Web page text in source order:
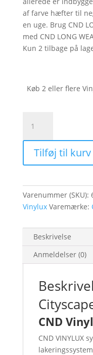
af farve hæfter til
en uge. Brug CND
med CND LONG
Kun 2 tilbage på
Køb 2 eller flere
Vinylux
#107
antalTilføj til kurv
Varenummer (SKU):
Vinylux Varemærke:
Beskrivelse
Anmeldelser (0)
CND
CND VINYLUX